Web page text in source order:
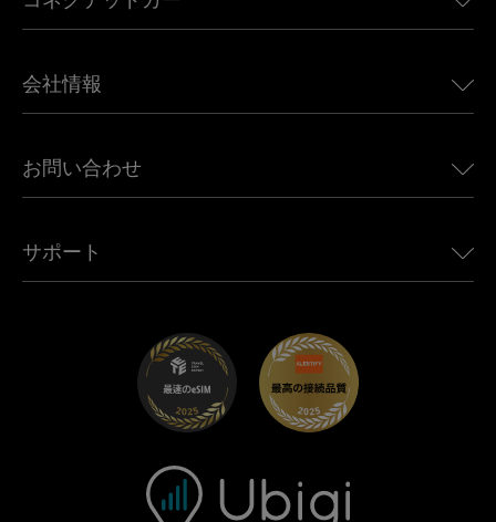
ヨーロッパ向けeSIM
カナダ向けeSIM
アフリカ向けeSIM
すべての目的地を見る
Land Rover向けUbigi
Jeep向けUbigi
Mini向けUbigi
Maserati向けUbigi
会社情報
Ubigi関連プレス
Ubigiアプリ
お問い合わせ
アフェリエイトプログラム
サポート
トラブルシューティング
ヘルプセンター
お問い合わせ先